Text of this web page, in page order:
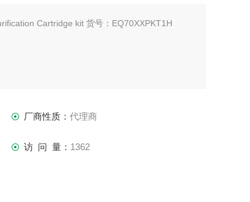
Cartridge kit 货号：EQ70XXPKT1H
厂商性质： 代理商
访 问 量： 1362